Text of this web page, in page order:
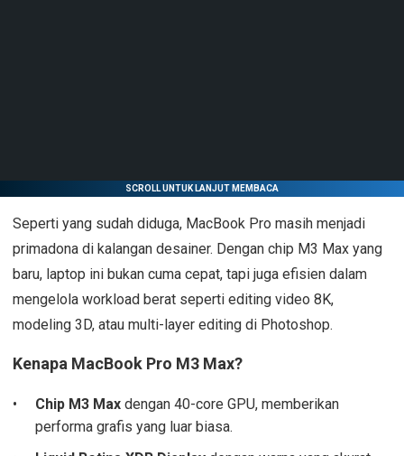
SCROLL UNTUK LANJUT MEMBACA
Seperti yang sudah diduga, MacBook Pro masih menjadi
primadona di kalangan desainer. Dengan chip M3 Max yang
baru, laptop ini bukan cuma cepat, tapi juga efisien dalam
mengelola workload berat seperti editing video 8K,
modeling 3D, atau multi-layer editing di Photoshop.
Kenapa MacBook Pro M3 Max?
Chip M3 Max dengan 40-core GPU, memberikan
performa grafis yang luar biasa.